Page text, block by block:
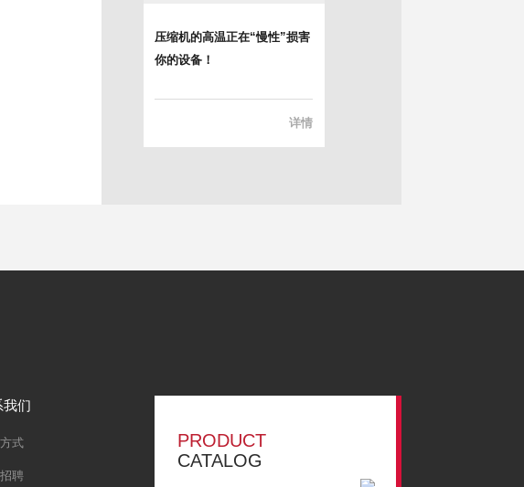
压缩机的高温正在“慢性”损害
你的设备！
详情
我们
式
聘
PRODUCT
CATALOG